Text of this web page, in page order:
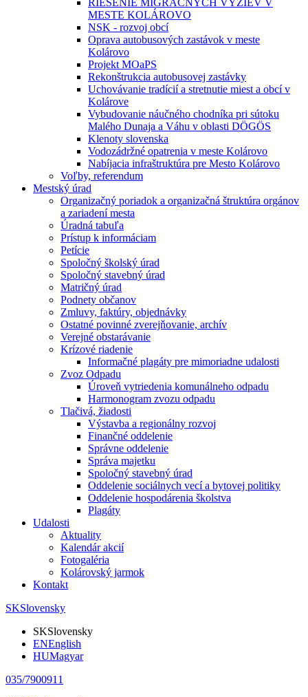
RIEŠENIE MIGRAČNÝCH VÝZIEV V
MESTE KOLÁROVO
NSK - rozvoj obcí
Oprava autobusových zastávok v meste
Kolárovo
Projekt MOaPS
Rekonštrukcia autobusovej zastávky
Uchovávanie tradícií a stretnutie miest a obcí v
Kolárove
Vybudovanie náučného chodníka pri sútoku
Malého Dunaja a Váhu v oblasti DÖGÖS
Klenoty slovenska
Vodozádržné opatrenia v meste Kolárovo
Nabíjacia infraštruktúra pre Mesto Kolárovo
Voľby, referendum
Mestský úrad
Organizačný poriadok a organizačná štruktúra orgánov
a zariadení mesta
Úradná tabuľa
Prístup k informáciam
Petície
Spoločný školský úrad
Spoločný stavebný úrad
Matričný úrad
Podnety občanov
Zmluvy, faktúry, objednávky
Ostatné povinné zverejňovanie, archív
Verejné obstarávanie
Krízové riadenie
Informačné plagáty pre mimoriadne udalosti
Zvoz Odpadu
Úroveň vytriedenia komunálneho odpadu
Harmonogram zvozu odpadu
Tlačivá, žiadosti
Výstavba a regionálny rozvoj
Finančné oddelenie
Správne oddelenie
Správa majetku
Spoločný stavebný úrad
Oddelenie sociálnych vecí a bytovej politiky
Oddelenie hospodárenia školstva
Plagáty
Udalosti
Aktuality
Kalendár akcií
Fotogaléria
Kolárovský jarmok
Kontakt
SKSlovensky
SKSlovensky
ENEnglish
HUMagyar
035/7900911